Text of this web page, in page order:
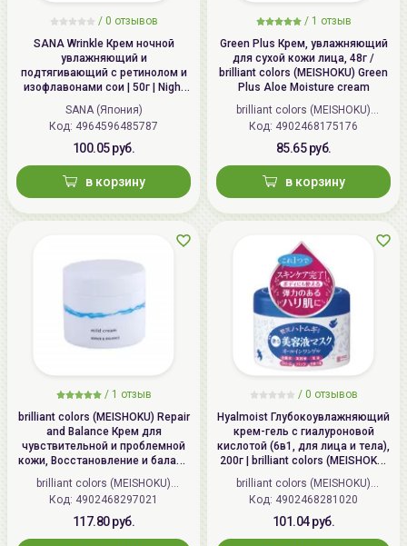
/ 0 отзывов
SANA Wrinkle Крем ночной
увлажняющий и
подтягивающий с ретинолом и
изофлавонами сои | 50г | Night
Wrinkle Cream
SANA (Япония)
Код: 4964596485787
100.05 руб.
в корзину
/ 1 отзыв
Green Plus Крем, увлажняющий
для сухой кожи лица, 48г /
brilliant colors (MEISHOKU) Green
Plus Aloe Moisture cream
brilliant colors (MEISHOKU)
(Япония)
Код: 4902468175176
85.65 руб.
в корзину
/ 1 отзыв
brilliant colors (MEISHOKU) Repair
and Balance Крем для
чувствительной и проблемной
кожи, Восстановление и баланс
| 45г | Repair and Balance Mild
Cream
brilliant colors (MEISHOKU)
(Япония)
Код: 4902468297021
117.80 руб.
/ 0 отзывов
Hyalmoist Глубокоувлажняющий
крем-гель с гиалуроновой
кислотой (6в1, для лица и тела),
200г | brilliant colors (MEISHOKU)
Hyalmoist Perfect Gel
brilliant colors (MEISHOKU)
(Япония)
Код: 4902468281020
101.04 руб.